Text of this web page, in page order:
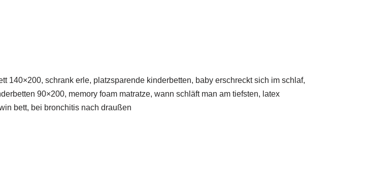
140×200, schrank erle, platzsparende kinderbetten, baby erschreckt sich im schlaf,
90×200, memory foam matratze, wann schläft man am tiefsten, latex
bett, bei bronchitis nach draußen